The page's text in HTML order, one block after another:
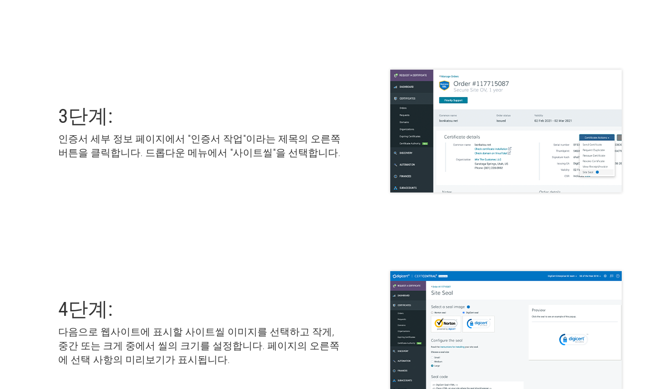
3단계:
인증서 세부 정보 페이지에서 "인증서 작업"이라는 제목의 오른쪽
버튼을 클릭합니다. 드롭다운 메뉴에서 "사이트씰"을 선택합니다.
4단계:
다음으로 웹사이트에 표시할 사이트씰 이미지를 선택하고 작게,
중간 또는 크게 중에서 씰의 크기를 설정합니다. 페이지의 오른쪽
에 선택 사항의 미리보기가 표시됩니다.